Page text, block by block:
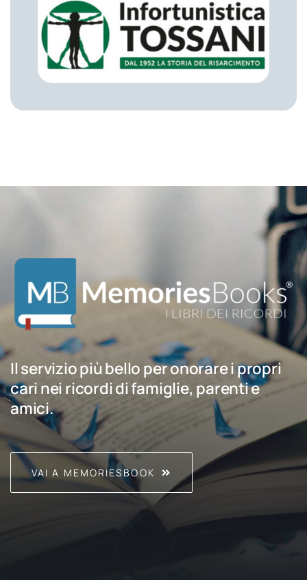
Il servizio più bello per onorare i propri
cari nei ricordi di famiglie, parenti e
amici.
VAI A MEMORIESBOOK